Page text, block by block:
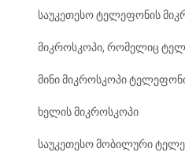
საუკეთესო ტელეფონის
მიკროსკოპი, რომელიც
მინი მიკროსკოპი
ხელის მიკროსკოპი
საუკეთესო მობილური